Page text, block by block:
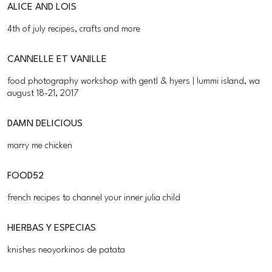
ALICE AND LOIS
4th of july recipes, crafts and more
CANNELLE ET VANILLE
food photography workshop with gentl & hyers | lummi island, wa
august 18-21, 2017
DAMN DELICIOUS
marry me chicken
FOOD52
french recipes to channel your inner julia child
HIERBAS Y ESPECIAS
knishes neoyorkinos de patata